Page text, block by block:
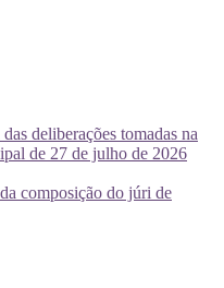
deliberações tomadas na
de 27 de julho de 2026
composição do júri de